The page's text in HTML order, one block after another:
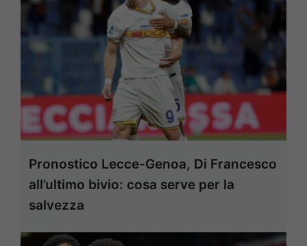
Pronostico Lecce-Genoa, Di Francesco
all’ultimo bivio: cosa serve per la
salvezza